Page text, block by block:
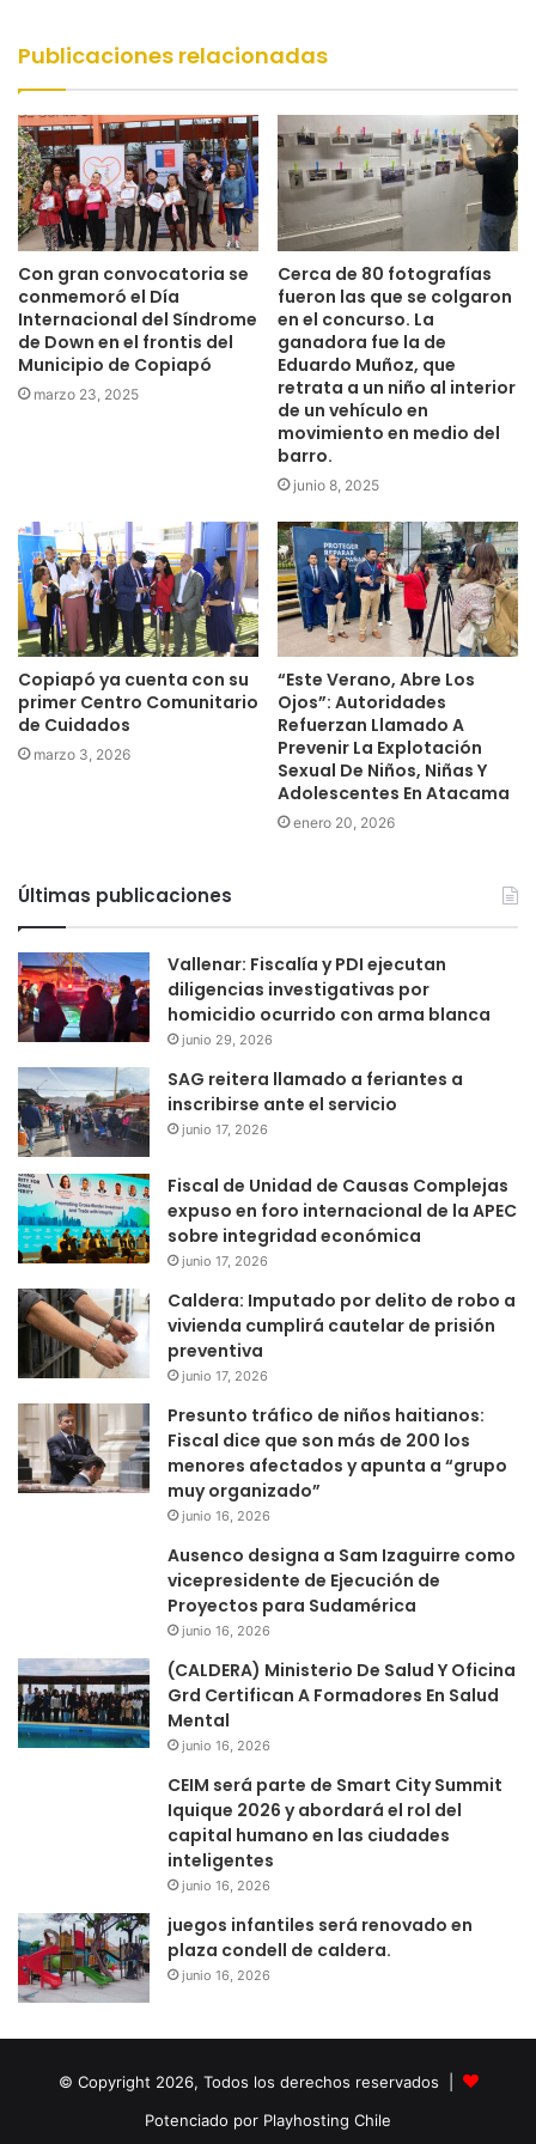
Publicaciones relacionadas
Con gran convocatoria se
conmemoró el Día
Internacional del Síndrome
de Down en el frontis del
Municipio de Copiapó
marzo 23, 2025
Cerca de 80 fotografías
fueron las que se colgaron
en el concurso. La
ganadora fue la de
Eduardo Muñoz, que
retrata a un niño al interior
de un vehículo en
movimiento en medio del
barro.
junio 8, 2025
Copiapó ya cuenta con su
primer Centro Comunitario
de Cuidados
marzo 3, 2026
“Este Verano, Abre Los
Ojos”: Autoridades
Refuerzan Llamado A
Prevenir La Explotación
Sexual De Niños, Niñas Y
Adolescentes En Atacama
enero 20, 2026
Últimas publicaciones
Vallenar: Fiscalía y PDI ejecutan
diligencias investigativas por
homicidio ocurrido con arma blanca
junio 29, 2026
SAG reitera llamado a feriantes a
inscribirse ante el servicio
junio 17, 2026
Fiscal de Unidad de Causas Complejas
expuso en foro internacional de la APEC
sobre integridad económica
junio 17, 2026
Caldera: Imputado por delito de robo a
vivienda cumplirá cautelar de prisión
preventiva
junio 17, 2026
Presunto tráfico de niños haitianos:
Fiscal dice que son más de 200 los
menores afectados y apunta a “grupo
muy organizado”
junio 16, 2026
Ausenco designa a Sam Izaguirre como
vicepresidente de Ejecución de
Proyectos para Sudamérica
junio 16, 2026
(CALDERA) Ministerio De Salud Y Oficina
Grd Certifican A Formadores En Salud
Mental
junio 16, 2026
CEIM será parte de Smart City Summit
Iquique 2026 y abordará el rol del
capital humano en las ciudades
inteligentes
junio 16, 2026
juegos infantiles será renovado en
plaza condell de caldera.
junio 16, 2026
© Copyright 2026, Todos los derechos reservados |
Potenciado por Playhosting Chile